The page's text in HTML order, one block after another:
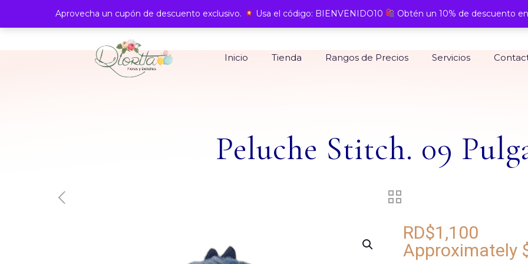
Inicio Tienda Rangos de Precios Servicios
Peluche Stitch. 09
RD$1,100
Approximately
Aprovecha un cupón de descuento exclusivo. Usa el código: BIENVENIDO10 Obtén un 10% de descuento